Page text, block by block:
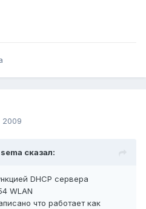
2009
сказал:
DHCP сервера
WLAN
что работает как